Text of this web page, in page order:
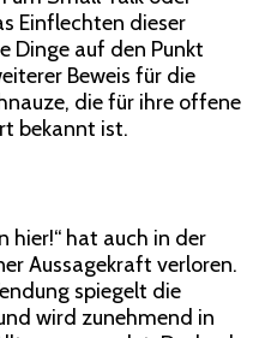
Einflechten dieser
Dinge auf den Punkt
Beweis für die
die für ihre offene
bekannt ist.
hier!“ hat auch in der
Aussagekraft verloren.
spiegelt die
wird zunehmend in